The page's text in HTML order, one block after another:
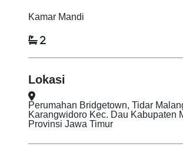
Kamar Mandi
2
Lokasi
Perumahan Bridgetown, Tidar Malang
Karangwidoro Kec. Dau Kabupaten Malang
Provinsi Jawa Timur